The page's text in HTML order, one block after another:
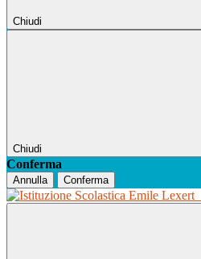
Chiudi
Chiudi
Conferma
Annulla Conferma